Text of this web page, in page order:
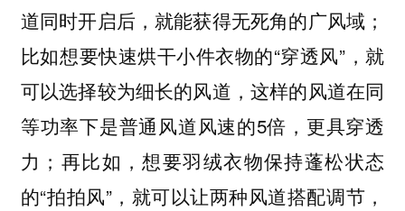
道同时开启后，就能获得无死角的广风域；
比如想要快速烘干小件衣物的“穿透风”，就
可以选择较为细长的风道，这样的风道在同
等功率下是普通风道风速的5倍，更具穿透
力；再比如，想要羽绒衣物保持蓬松状态
的“拍拍风”，就可以让两种风道搭配调节，